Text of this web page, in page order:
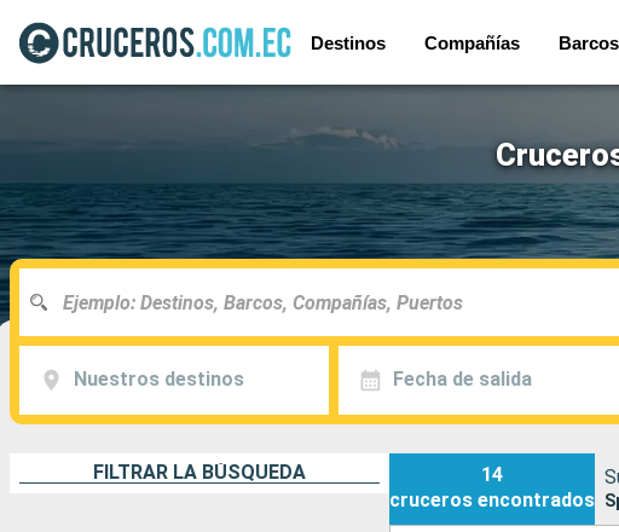
Destinos Compañías Barcos
Nuestros destinos Fecha de salida
FILTRAR LA BÚSQUEDA
14
cruceros encontrados